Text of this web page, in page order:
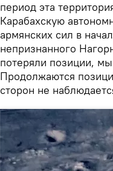
период эта
Карабахскую
армянских сил в
непризнанного
потеряли позиции,
Продолжаются
сторон не